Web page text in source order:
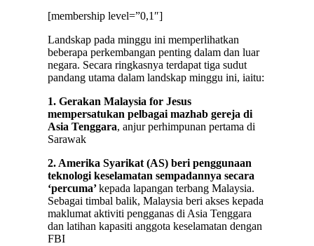
[membership level=”0,1″]
Landskap pada minggu ini memperlihatkan
beberapa perkembangan penting dalam dan luar
negara. Secara ringkasnya terdapat tiga sudut
pandang utama dalam landskap minggu ini, iaitu:
1. Gerakan Malaysia for Jesus
mempersatukan pelbagai mazhab gereja di
Asia Tenggara, anjur perhimpunan pertama di
Sarawak
2. Amerika Syarikat (AS) beri penggunaan
teknologi keselamatan sempadannya secara
‘percuma’kepada lapangan terbang Malaysia.
Sebagai timbal balik, Malaysia beri akses kepada
maklumat aktiviti pengganas di Asia Tenggara
dan latihan kapasiti anggota keselamatan dengan
FBI